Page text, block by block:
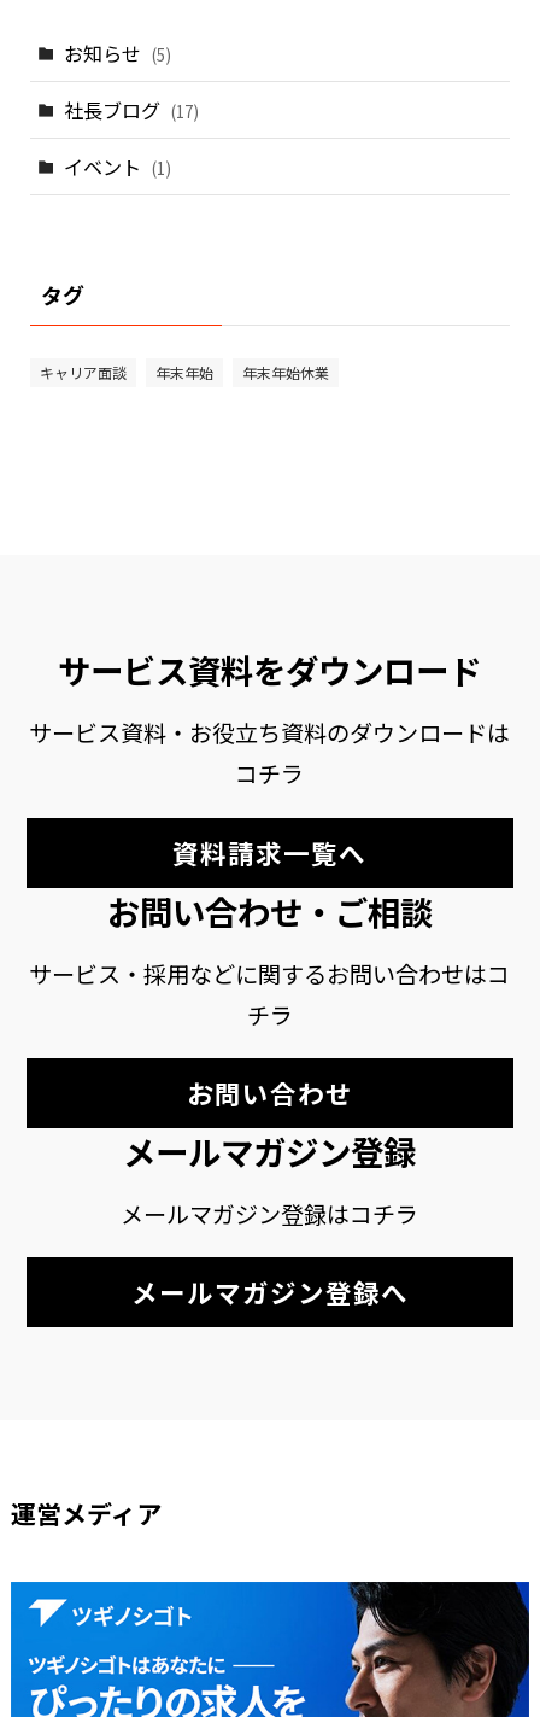
お知らせ (5)
社長ブログ (17)
イベント (1)
タグ
キャリア面談 年末年始 年末年始休業
サービス資料をダウンロード
サービス資料・お役立ち資料のダウンロードは
コチラ
資料請求一覧へ
お問い合わせ・ご相談
サービス・採用などに関するお問い合わせはコ
チラ
お問い合わせ
メールマガジン登録
メールマガジン登録はコチラ
メールマガジン登録へ
運営メディア